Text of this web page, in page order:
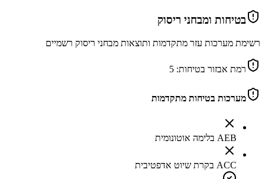
בטיחות ומבחני ריסוק
רשימת מערכות עזר מתקדמות ותוצאות מבחני ריסוק רשמיים
רמת אבזור בטיחות: 5
מערכות בטיחות מתקדמות
AEB בלימה אוטונומית
ACC בקרת שיוט אדפטיבית